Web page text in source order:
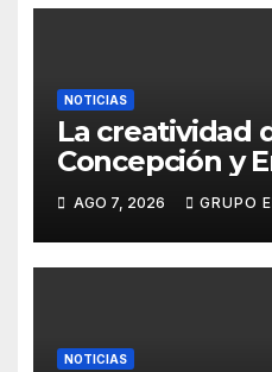
NOTICIAS
La creatividad
Concepción y
Santana
Carnaval 2027
AGO 7, 2026 GRUPO
NOTICIAS